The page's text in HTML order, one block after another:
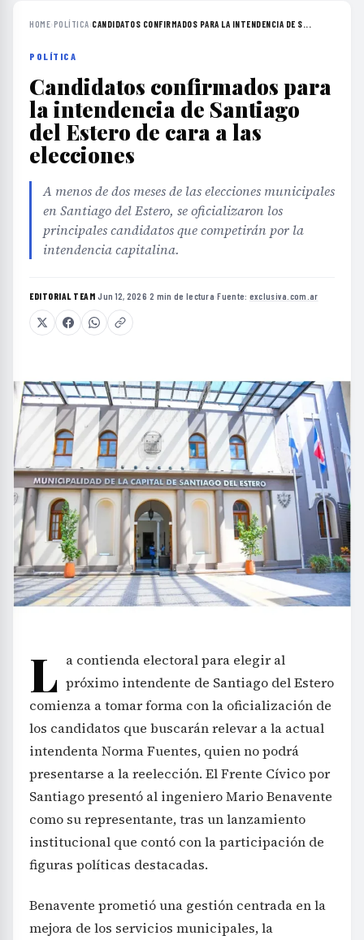
HOME›POLÍTICA›CANDIDATOS CONFIRMADOS PARA LA INTENDENCIA DE S...
POLÍTICA
Candidatos confirmados para
la intendencia de Santiago
del Estero de cara a las
elecciones
A menos de dos meses de las elecciones municipales
en Santiago del Estero, se oficializaron los
principales candidatos que competirán por la
intendencia capitalina.
EDITORIAL TEAM·Jun 12, 2026·2 min de lectura·Fuente: exclusiva.com.ar
L a contienda electoral para elegir al
próximo intendente de Santiago del Estero
comienza a tomar forma con la oficialización de
los candidatos que buscarán relevar a la actual
intendenta Norma Fuentes, quien no podrá
presentarse a la reelección. El Frente Cívico por
Santiago presentó al ingeniero Mario Benavente
como su representante, tras un lanzamiento
institucional que contó con la participación de
figuras políticas destacadas.
Benavente prometió una gestión centrada en la
mejora de los servicios municipales, la